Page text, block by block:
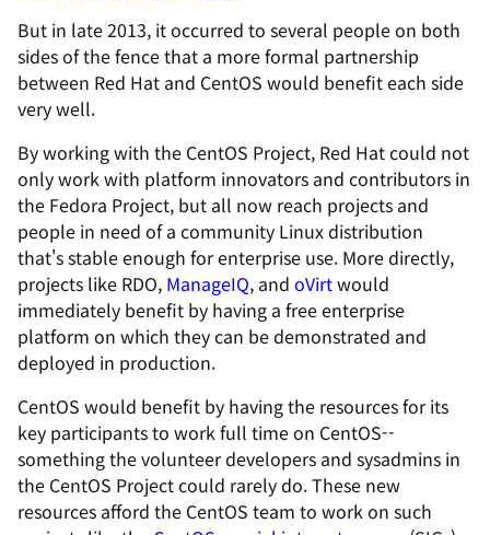
But in late 2013, it occurred to several people on both
sides of the fence that a more formal partnership
between Red Hat and CentOS would benefit each side
very well.
By working with the CentOS Project, Red Hat could not
only work with platform innovators and contributors in
the Fedora Project, but all now reach projects and
people in need of a community Linux distribution
that's stable enough for enterprise use. More directly,
projects like RDO, ManageIQ, and oVirtwould
immediately benefit by having a free enterprise
platform on which they can be demonstrated and
deployed in production.
CentOS would benefit by having the resources for its
key participants to work full time on CentOS--
something the volunteer developers and sysadmins in
the CentOS Project could rarely do. These new
resources afford the CentOS team to work on such